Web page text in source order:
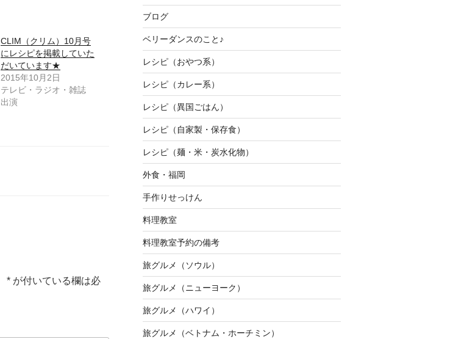
CLIM（クリム）10月号
にレシピを掲載していた
だいています★
2015年10月2日
テレビ・ラジオ・雑誌
出演
* が付いている欄は必
ブログ
ベリーダンスのこと♪
レシピ（おやつ系）
レシピ（カレー系）
レシピ（異国ごはん）
レシピ（自家製・保存食）
レシピ（麺・米・炭水化物）
外食・福岡
手作りせっけん
料理教室
料理教室予約の備考
旅グルメ（ソウル）
旅グルメ（ニューヨーク）
旅グルメ（ハワイ）
旅グルメ（ベトナム・ホーチミン）